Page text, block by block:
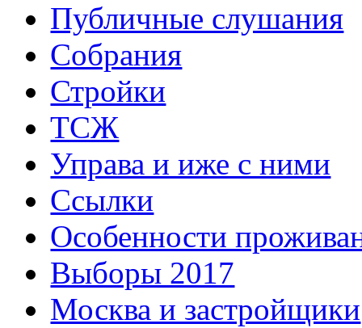
Публичные слушания
Собрания
Стройки
ТСЖ
Управа и иже с ними
Ссылки
Особенности
Выборы 2017
Москва и застройщики